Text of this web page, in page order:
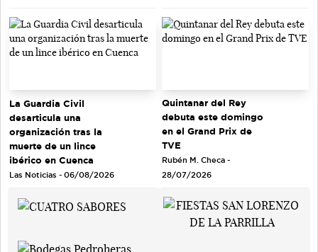
La Guardia Civil
desarticula una
organización tras la
muerte de un lince
ibérico en Cuenca
Las Noticias - 06/08/2026
Quintanar del Rey
debuta este domingo
en el Grand Prix de
TVE
Rubén M. Checa -
28/07/2026